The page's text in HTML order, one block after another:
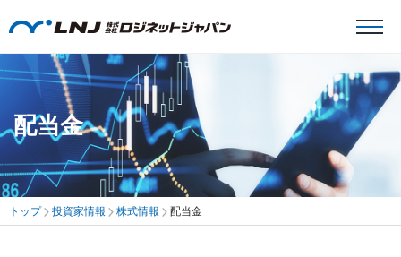
配当金
トップ 投資家情報 株式情報 配当金